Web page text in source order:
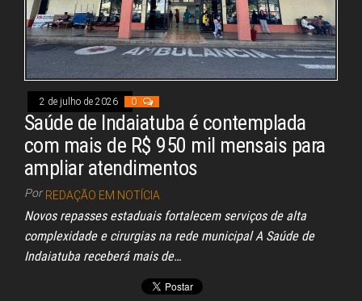
2 de julho de 2026 0
Saúde de Indaiatuba é contemplada
com mais de R$ 950 mil mensais para
ampliar atendimentos
Por REDAÇÃO EM NOTÍCIA
Novos repasses estaduais fortalecem serviços de alta
complexidade e cirurgias na rede municipal A Saúde de
Indaiatuba receberá mais de…